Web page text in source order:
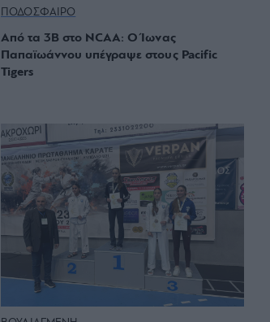
ΠΟΔΟΣΦΑΙΡΟ
Από τα 3Β στο NCAA: Ο Ίωνας
Παπαϊωάννου υπέγραψε στους Pacific
Tigers